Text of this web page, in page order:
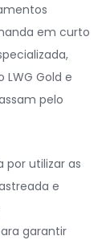
em curto
Gold e
pelo
por utilizar as
e
garantir